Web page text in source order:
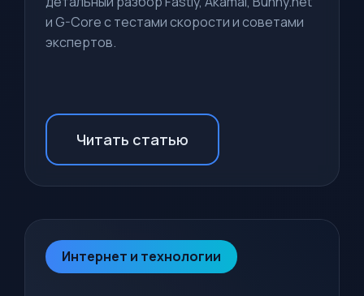
и G-Core с тестами скорости и советами
экспертов.
Читать статью
Интернет и технологии